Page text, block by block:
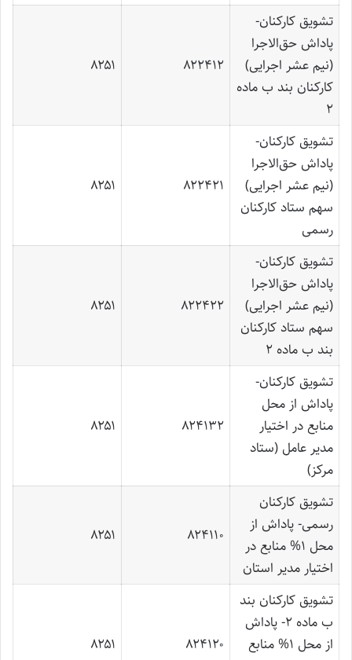
تشویق کارکنان-
پاداش حق‌الاجرا
(نیم عشر اجرایی)
کارکنان بند ب ماده
2
۸۲۲۴۱۲ ۸۲۵۱
تشویق کارکنان-
پاداش حق‌الاجرا
(نیم عشر اجرایی)
سهم ستاد کارکنان
رسمی
۸۲۲۴۲۱ ۸۲۵۱
تشویق کارکنان-
پاداش حق‌الاجرا
(نیم عشر اجرایی)
سهم ستاد کارکنان
بند ب ماده 2
۸۲۲۴۲۲ ۸۲۵۱
تشویق کارکنان-
پاداش از محل
منابع در اختیار
مدیر عامل (ستاد
مرکز)
۸۲۴۱۳۲ ۸۲۵۱
تشویق کارکنان
رسمی- پاداش از
محل 1% منابع در
اختیار مدیر استان
۸۲۴۱۱۰ ۸۲۵۱
تشویق کارکنان بند
ب ماده 2- پاداش
از محل 1% منابع
۸۲۴۱۲۰ ۸۲۵۱